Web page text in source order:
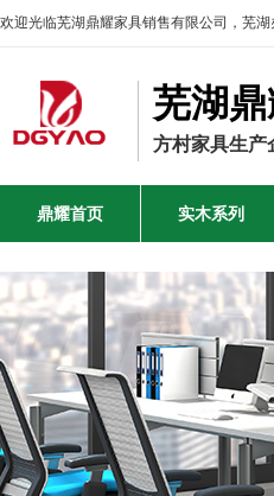
欢迎光临芜湖鼎耀家具销售有限公司，芜湖
芜湖
方村家具生产
鼎耀首页 实木系列